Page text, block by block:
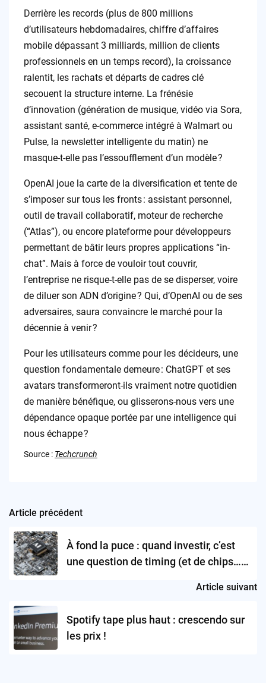
Derrière les records (plus de 800 millions
d’utilisateurs hebdomadaires, chiffre d’affaires
mobile dépassant 3 milliards, million de clients
professionnels en un temps record), la croissance
ralentit, les rachats et départs de cadres clé
secouent la structure interne. La frénésie
d’innovation (génération de musique, vidéo via Sora,
assistant santé, e-commerce intégré à Walmart ou
Pulse, la newsletter intelligente du matin) ne
masque-t-elle pas l’essoufflement d’un modèle ?
OpenAI joue la carte de la diversification et tente de
s’imposer sur tous les fronts : assistant personnel,
outil de travail collaboratif, moteur de recherche
(“Atlas”), ou encore plateforme pour développeurs
permettant de bâtir leurs propres applications “in-
chat”. Mais à force de vouloir tout couvrir,
l’entreprise ne risque-t-elle pas de se disperser, voire
de diluer son ADN d’origine ? Qui, d’OpenAI ou de ses
adversaires, saura convaincre le marché pour la
décennie à venir ?
Pour les utilisateurs comme pour les décideurs, une
question fondamentale demeure : ChatGPT et ses
avatars transformeront-ils vraiment notre quotidien
de manière bénéfique, ou glisserons-nous vers une
dépendance opaque portée par une intelligence qui
nous échappe ?
Source : Techcrunch
Post
navigation
Article précédent
À fond la puce : quand investir, c’est
une question de timing (et de chips…
Article suivant
Spotify tape plus haut : crescendo sur
les prix !